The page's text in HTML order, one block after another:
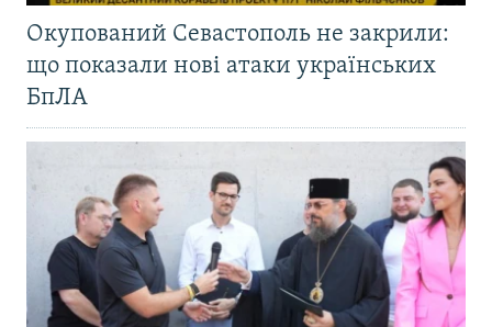
Окупований Севастополь не закрили:
що показали нові атаки українських
БпЛА